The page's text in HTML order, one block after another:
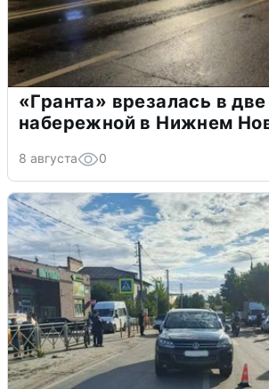
«Гранта» врезалась в
набережной в Нижнем
8 августа 0